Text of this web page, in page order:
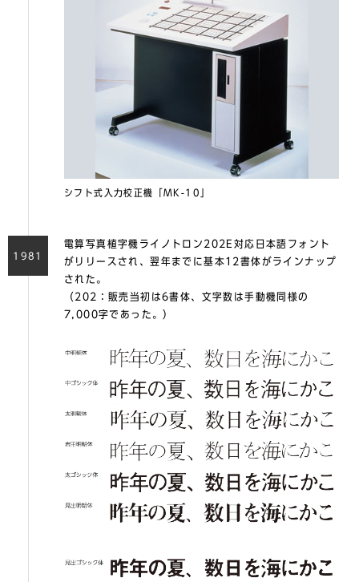
シフト式入力校正機「MK-10」
1981
電算写真植字機ライノトロン202E対応日本語フォント
がリリースされ、翌年までに基本12書体がラインナップ
された。
（202：販売当初は6書体、⽂字数は⼿動機同様の
7,000字であった。）